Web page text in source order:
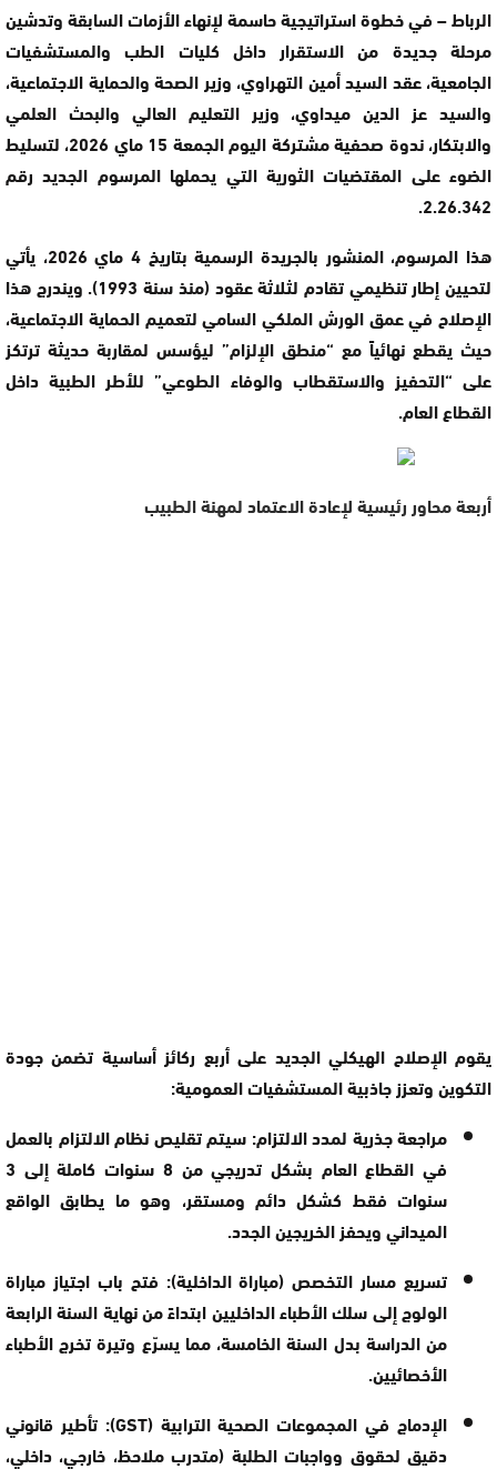
الرباط –في خطوة استراتيجية حاسمة لإنهاء الأزمات السابقة وتدشين
مرحلة جديدة من الاستقرار داخل كليات الطب والمستشفيات
الجامعية، عقد السيد أمين التهراوي، وزير الصحة والحماية الاجتماعية،
والسيد عز الدين ميداوي، وزير التعليم العالي والبحث العلمي
والابتكار، ندوة صحفية مشتركة اليوم الجمعة 15 ماي 2026، لتسليط
الضوء على المقتضيات الثورية التي يحملها المرسوم الجديد رقم
2.26.342.
هذا المرسوم، المنشور بالجريدة الرسمية بتاريخ 4 ماي 2026، يأتي
لتحيين إطار تنظيمي تقادم لثلاثة عقود (منذ سنة 1993). ويندرج هذا
الإصلاح في عمق الورش الملكي السامي لتعميم الحماية الاجتماعية،
حيث يقطع نهائياً مع “منطق الإلزام” ليؤسس لمقاربة حديثة ترتكز
على “التحفيز والاستقطاب والوفاء الطوعي” للأطر الطبية داخل
القطاع العام.
أربعة محاور رئيسية لإعادة الاعتماد لمهنة الطبيب
يقوم الإصلاح الهيكلي الجديد على أربع ركائز أساسية تضمن جودة
التكوين وتعزز جاذبية المستشفيات العمومية:
مراجعة جذرية لمدد الالتزام: سيتم تقليص نظام الالتزام بالعمل
في القطاع العام بشكل تدريجي من 8 سنوات كاملة إلى
3
سنوات فقط كشكل دائم ومستقر، وهو ما يطابق الواقع
الميداني ويحفز الخريجين الجدد.
تسريع مسار التخصص (مباراة الداخلية): فتح باب اجتياز مباراة
الولوج إلى سلك الأطباء الداخليينابتداءً من نهاية السنة الرابعة
من الدراسة بدل السنة الخامسة، مما يسرّع وتيرة تخرج الأطباء
الأخصائيين.
الإدماج في المجموعات الصحية الترابية (GST):
تأطير قانوني
دقيق لحقوق وواجبات الطلبة (متدرب ملاحظ، خارجي، داخلي،